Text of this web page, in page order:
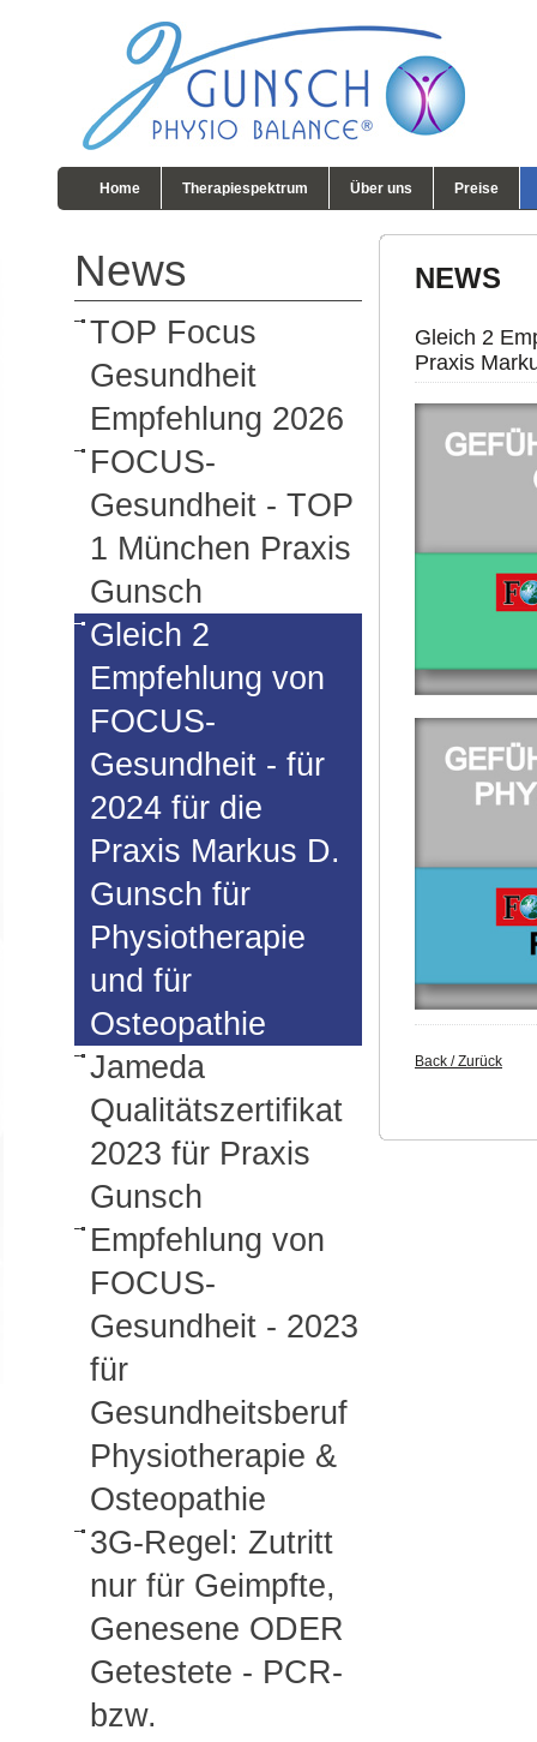
Home Therapiespektrum Über uns Preise
News
TOP Focus
Gesundheit
Empfehlung 2026
FOCUS-
Gesundheit - TOP
1 München Praxis
Gunsch
Gleich 2
Empfehlung von
FOCUS-
Gesundheit - für
2024 für die
Praxis Markus D.
Gunsch für
Physiotherapie
und für
Osteopathie
Jameda
Qualitätszertifikat
2023 für Praxis
Gunsch
Empfehlung von
FOCUS-
Gesundheit - 2023
für
Gesundheitsberuf
Physiotherapie &
Osteopathie
3G-Regel: Zutritt
nur für Geimpfte,
Genesene ODER
Getestete - PCR-
bzw.
NEWS
Gleich 2
Praxis
Back / Zurück